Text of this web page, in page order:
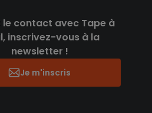
le contact avec Tape à
inscrivez-vous à la
newsletter !
Je m'inscris